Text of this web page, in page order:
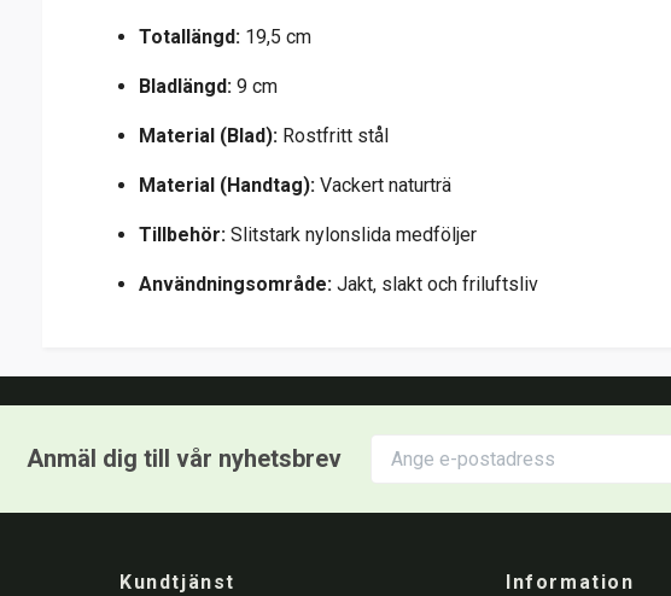
Totallängd: 19,5 cm
Bladlängd: 9 cm
Material (Blad): Rostfritt stål
Material (Handtag): Vackert naturträ
Tillbehör: Slitstark nylonslida medföljer
Användningsområde: Jakt, slakt och friluftsliv
Anmäl dig till vår nyhetsbrev
Kundtjänst Information